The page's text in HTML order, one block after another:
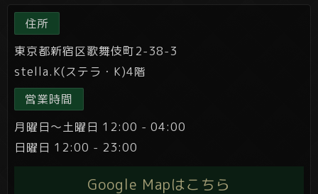
住所
東京都新宿区歌舞伎町2-38-3
stella.K(ステラ・K)4階
営業時間
月曜日～土曜日 12:00 - 04:00
日曜日 12:00 - 23:00
Google Mapはこちら